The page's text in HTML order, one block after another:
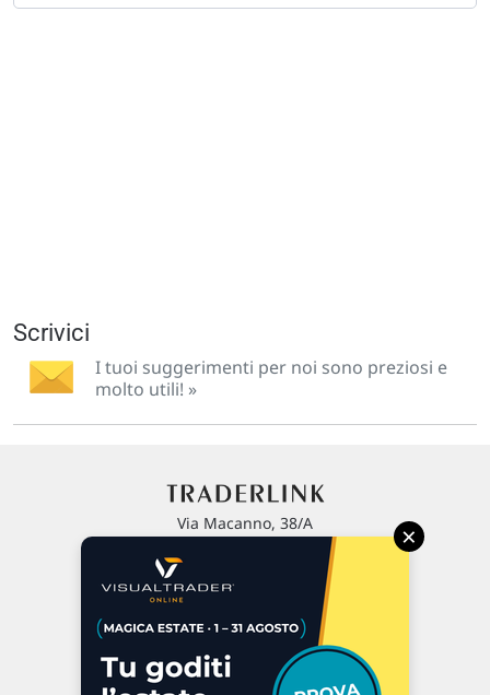
Scrivici
I tuoi suggerimenti per noi sono preziosi e
molto utili! »
Via Macanno, 38/A
P.IVA 02 452 460 401
Chi siamo
Commenti e segnalazioni
×